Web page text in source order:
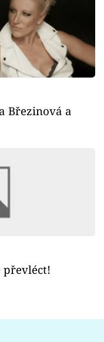
Březinová a
převléct!